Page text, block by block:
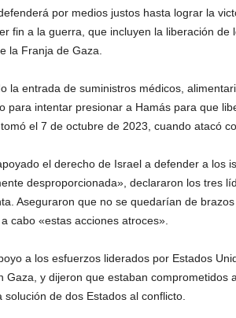
por medios justos hasta lograr la
fin a la guerra, que incluyen la liberación de
la Franja de Gaza.
la entrada de suministros médicos,
para intentar presionar a Hamás para que
el 7 de octubre de 2023, cuando atacó
el derecho de Israel a defender a los
desproporcionada», declararon los tres
Aseguraron que no se quedarían de
cabo «estas acciones atroces».
a los esfuerzos liderados por Estados
Gaza, y dijeron que estaban comprometidos
de dos Estados al conflicto.